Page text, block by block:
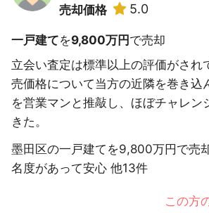
売却価格
5.0
一戸建てを9,800万円で売却
立会い査定は標準以上の評価がされ
売価格について当方の近隣を巻き込
を営業マンと推敲し、ほぼチャレン
きた。
墨田区の一戸建てを9,800万円で売
名度があって安心 他13件
この方